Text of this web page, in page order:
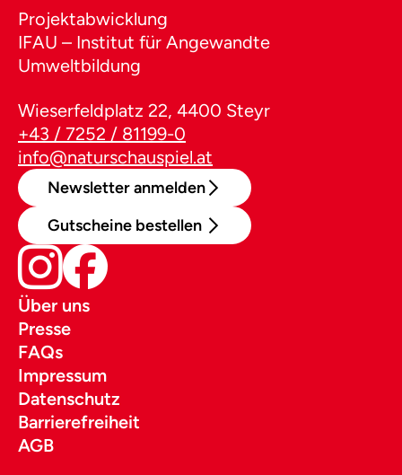
Projektabwicklung
IFAU – Institut für Angewandte
Umweltbildung
Wieserfeldplatz 22, 4400 Steyr
+43 / 7252 / 81199-0
info@naturschauspiel.at
Newsletter anmelden
Gutscheine bestellen
Über uns
Presse
FAQs
Impressum
Datenschutz
Barrierefreiheit
AGB